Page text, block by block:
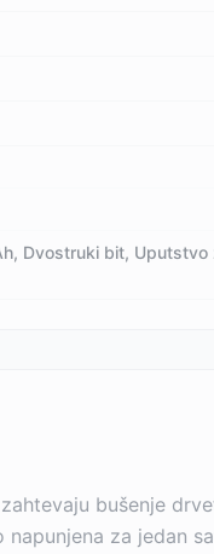
Dvostruki bit,
bušenje
za jedan